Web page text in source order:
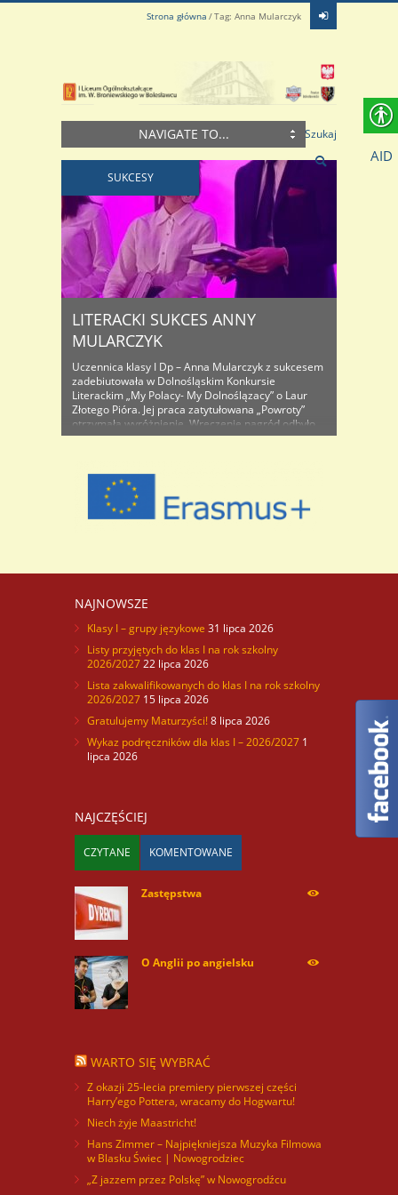
Strona główna Tag: Anna Mularczyk
NAVIGATE TO... Szukaj
SUKCESY
LITERACKI SUKCES ANNY
MULARCZYK
Uczennica klasy I Dp – Anna Mularczyk z sukcesem
zadebiutowała w Dolnośląskim Konkursie
Literackim „My Polacy- My Dolnoślązacy” o Laur
Złotego Pióra. Jej praca zatytułowana „Powroty”
otrzymała wyróżnienie. Wręczenie nagród odbyło
się 5 grudnia w Auli Papieskiego Wydziału
„Przywołany obraz wspomnień, ale nie ..
NAJNOWSZE
Klasy I – grupy językowe 31 lipca 2026
Listy przyjętych do klas I na rok szkolny
2026/202722 lipca 2026
Lista zakwalifikowanych do klas I na rok szkolny
2026/2027 15 lipca 2026
Gratulujemy Maturzyści!8 lipca 2026
Wykaz podręczników dla klas I – 2026/2027 1
lipca 2026
NAJCZĘŚCIEJ
CZYTANE KOMENTOWANE
Zastępstwa
O Anglii po angielsku
WARTO SIĘ WYBRAĆ
Z okazji 25-lecia premiery pierwszej części
Harry’ego Pottera, wracamy do Hogwartu!
Niech żyje Maastricht!
Hans Zimmer – Najpiękniejsza Muzyka Filmowa
w Blasku Świec | Nowogrodziec
„Z jazzem przez Polskę” w Nowogrodźcu
AID